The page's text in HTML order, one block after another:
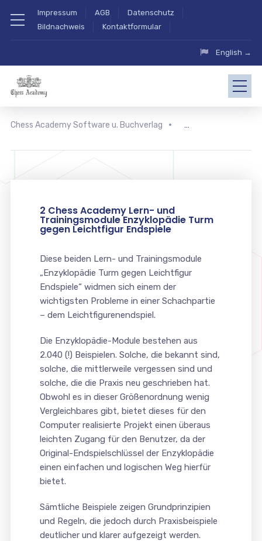
Impressum AGB
Datenschutz
Bildnachweis
Kontaktformular
English →
Chess Academy Software u. Buchverlag
2 Chess Academy Lern- und
Trainingsmodule Enzyklopädie Turm
gegen Leichtfigur Endspiele
Diese beiden Lern- und Trainingsmodule
„Enzyklopädie Turm gegen Leichtfigur
Endspiele“ widmen sich einem der
wichtigsten Probleme in einer Schachpartie
– dem Leichtfigurenendspiel.
Die Enzyklopädie-Module bestehen aus
2.040 (!) Beispielen. Solche, die bekannt sind,
solche, die mittlerweile vergessen sind und
solche, die die Praxis neu geschrieben hat.
Obwohl es in dieser Größenordnung wenig
Vergleichbares gibt, bietet dieses für den
Computer realisierte Projekt einen überaus
leichten Zugang für den Benutzer, da der
Original-Endspielschlüssel der Enzyklopädie
einen einfachen und logischen Weg hierfür
bietet.
Sämtliche Beispiele zeigen Grundprinzipien
und Regeln, die jedoch durch Praxisbeispiele
deutlicher und klarer aufgezeigt werden.